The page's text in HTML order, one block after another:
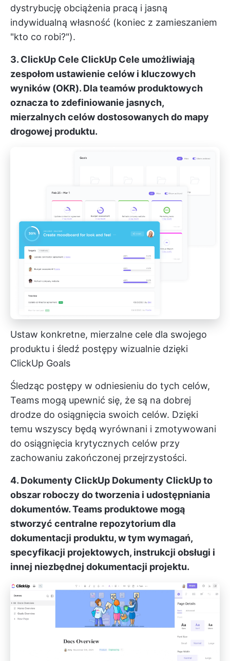
dystrybucję obciążenia pracą i jasną
indywidualną własność (koniec z zamieszaniem
"kto co robi?").
3. ClickUp Cele ClickUp Cele umożliwiają
zespołom ustawienie celów i kluczowych
wyników (OKR). Dla teamów produktowych
oznacza to zdefiniowanie jasnych,
mierzalnych celów dostosowanych do mapy
drogowej produktu.
Ustaw konkretne, mierzalne cele dla swojego
produktu i śledź postępy wizualnie dzięki
ClickUp Goals
Śledząc postępy w odniesieniu do tych celów,
Teams mogą upewnić się, że są na dobrej
drodze do osiągnięcia swoich celów. Dzięki
temu wszyscy będą wyrównani i zmotywowani
do osiągnięcia krytycznych celów przy
zachowaniu zakończonej przejrzystości.
4. Dokumenty ClickUp Dokumenty ClickUpto
obszar roboczy do tworzenia i udostępniania
dokumentów. Teams produktowe mogą
stworzyć centralne repozytorium dla
dokumentacji produktu, w tym wymagań,
specyfikacji projektowych, instrukcji obsługi i
innej niezbędnej dokumentacji projektu.